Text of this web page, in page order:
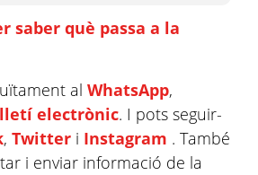
saber què passa a la
al WhatsApp,
electrònic. I pots seguir-
, Twitter i Instagram . També
i enviar informació de la